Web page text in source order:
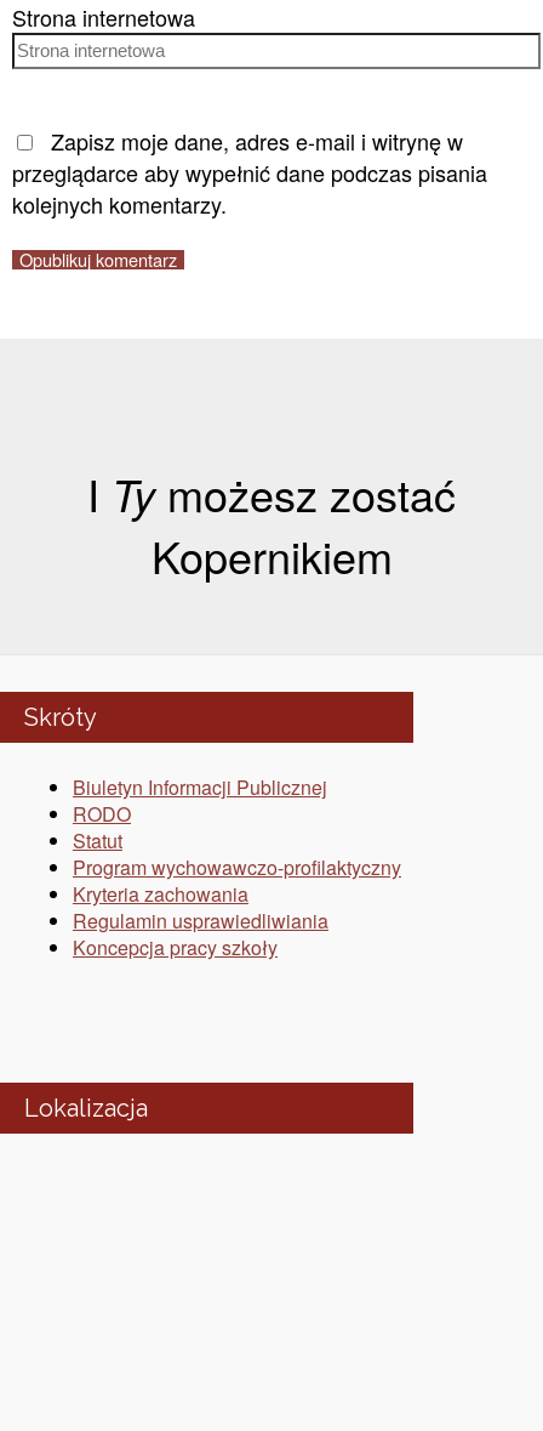
Strona internetowa
Zapisz moje dane, adres e-mail i witrynę w
przeglądarce aby wypełnić dane podczas pisania
kolejnych komentarzy.
I Tymożesz zostać
Kopernikiem
Skróty
Biuletyn Informacji Publicznej
RODO
Statut
Program wychowawczo-profilaktyczny
Kryteria zachowania
Regulamin usprawiedliwiania
Koncepcja pracy szkoły
Lokalizacja